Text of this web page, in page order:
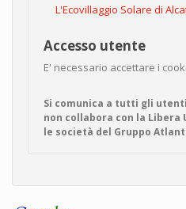
L'Ecovillaggio Solare di
Accesso utente
E' necessario accettare i
Si comunica a tutti gli
non collabora con la Libera
le società del Gruppo